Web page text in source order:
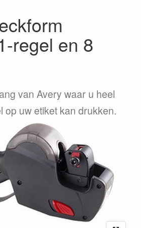
regel en 8
van Avery waar u heel
op uw etiket kan drukken.